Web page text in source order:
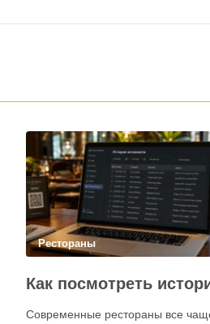
Рестораны
Современные рестораны все